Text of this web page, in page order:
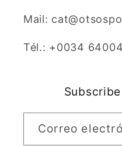
Mail:
Tél.: +0034
Correo